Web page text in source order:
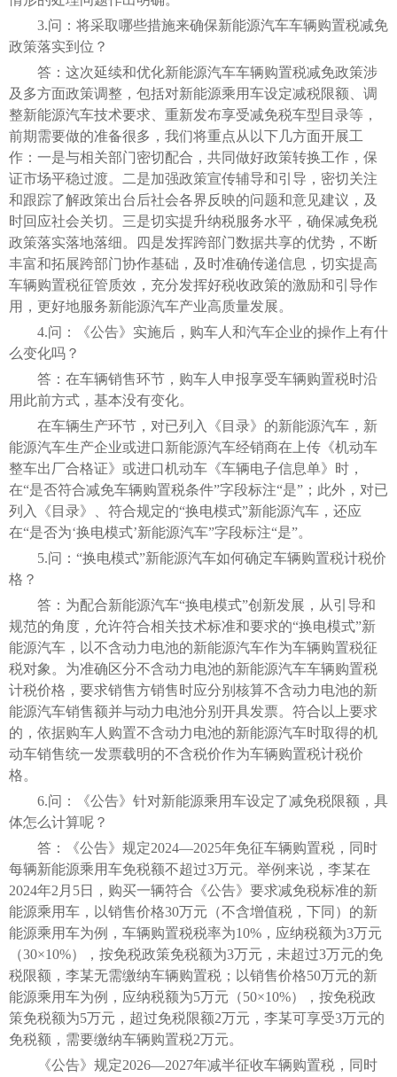
3.问：将采取哪些措施来确保新能源汽车车辆购置税减免
政策落实到位？
答：这次延续和优化新能源汽车车辆购置税减免政策涉
及多方面政策调整，包括对新能源乘用车设定减税限额、调
整新能源汽车技术要求、重新发布享受减免税车型目录等，
前期需要做的准备很多，我们将重点从以下几方面开展工
作：一是与相关部门密切配合，共同做好政策转换工作，保
证市场平稳过渡。二是加强政策宣传辅导和引导，密切关注
和跟踪了解政策出台后社会各界反映的问题和意见建议，及
时回应社会关切。三是切实提升纳税服务水平，确保减免税
政策落实落地落细。四是发挥跨部门数据共享的优势，不断
丰富和拓展跨部门协作基础，及时准确传递信息，切实提高
车辆购置税征管质效，充分发挥好税收政策的激励和引导作
用，更好地服务新能源汽车产业高质量发展。
4.问：《公告》实施后，购车人和汽车企业的操作上有什
么变化吗？
答：在车辆销售环节，购车人申报享受车辆购置税时沿
用此前方式，基本没有变化。
在车辆生产环节，对已列入《目录》的新能源汽车，新
能源汽车生产企业或进口新能源汽车经销商在上传《机动车
整车出厂合格证》或进口机动车《车辆电子信息单》时，
在“是否符合减免车辆购置税条件”字段标注“是”；此外，对已
列入《目录》、符合规定的“换电模式”新能源汽车，还应
在“是否为‘换电模式’新能源汽车”字段标注“是”。
5.问：“换电模式”新能源汽车如何确定车辆购置税计税价
格？
答：为配合新能源汽车“换电模式”创新发展，从引导和
规范的角度，允许符合相关技术标准和要求的“换电模式”新
能源汽车，以不含动力电池的新能源汽车作为车辆购置税征
税对象。为准确区分不含动力电池的新能源汽车车辆购置税
计税价格，要求销售方销售时应分别核算不含动力电池的新
能源汽车销售额并与动力电池分别开具发票。符合以上要求
的，依据购车人购置不含动力电池的新能源汽车时取得的机
动车销售统一发票载明的不含税价作为车辆购置税计税价
格。
6.问：《公告》针对新能源乘用车设定了减免税限额，具
体怎么计算呢？
答：《公告》规定2024—2025年免征车辆购置税，同时
每辆新能源乘用车免税额不超过3万元。举例来说，李某在
2024年2月5日，购买一辆符合《公告》要求减免税标准的新
能源乘用车，以销售价格30万元（不含增值税，下同）的新
能源乘用车为例，车辆购置税税率为10%，应纳税额为3万元
（30×10%），按免税政策免税额为3万元，未超过3万元的免
税限额，李某无需缴纳车辆购置税；以销售价格50万元的新
能源乘用车为例，应纳税额为5万元（50×10%），按免税政
策免税额为5万元，超过免税限额2万元，李某可享受3万元的
免税额，需要缴纳车辆购置税2万元。
《公告》规定2026—2027年减半征收车辆购置税，同时